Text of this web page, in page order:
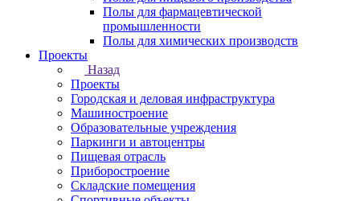
Полы для фармацевтической
промышленности
Полы для химических производств
Проекты
Назад
Проекты
Городская и деловая инфраструктура
Машиностроение
Образовательные учреждения
Паркинги и автоцентры
Пищевая отрасль
Приборостроение
Складские помещения